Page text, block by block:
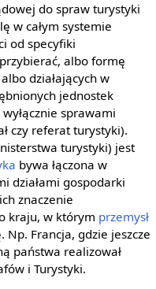
do spraw turystyki
w całym systemie
od specyfiki
albo formę
działających w
jednostek
sprawami
czy referat turystyki).
turystyki) jest
bywa łączona w
działami gospodarki
znaczenie
kraju, w którym przemysł
Francja, gdzie jeszcze
państwa realizował
i Turystyki.